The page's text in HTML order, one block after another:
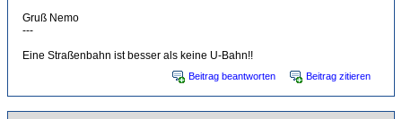
Gruß Nemo
---
Eine Straßenbahn ist besser als keine U-Bahn!!
Beitrag beantworten Beitrag zitieren